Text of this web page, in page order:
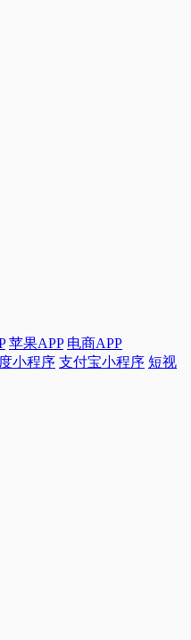
苹果APP 电商APP
小程序 支付宝小程序 短视